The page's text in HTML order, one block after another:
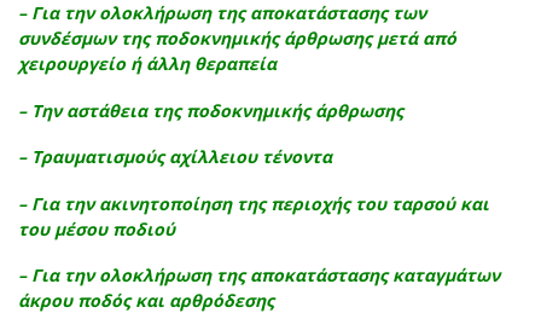
– Για την ολοκλήρωση της αποκατάστασης των
συνδέσμων της ποδοκνημικής άρθρωσης μετά από
χειρουργείο ή άλλη θεραπεία
– Την αστάθεια της ποδοκνημικής άρθρωσης
– Τραυματισμούς αχίλλειου τένοντα
– Για την ακινητοποίηση της περιοχής του ταρσού και
του μέσου ποδιού
– Για την ολοκλήρωση της αποκατάστασης καταγμάτων
άκρου ποδός και αρθρόδεσης